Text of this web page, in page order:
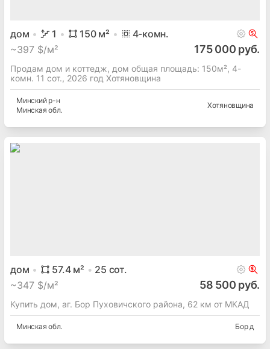
дом 1 150м² 4-комн.
~397 $/м² 175 000 руб.
Продам дом и коттедж, дом общая площадь: 150м², 4-
комн. 11 сот., 2026 год Хотяновщина
Минскийр-н
Минская обл.
Хотяновщина
дом 57.4м² 25 сот.
~347 $/м² 58 500 руб.
Купить дом, аг. Бор Пуховичского района, 62 км от МКАД
Минская обл. Бор д